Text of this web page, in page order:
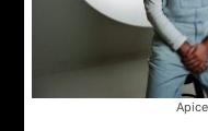
Apice